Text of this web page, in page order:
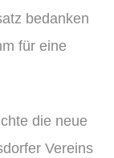
bedanken
für eine
die neue
Vereins